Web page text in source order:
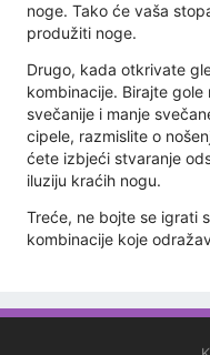
noge. Tako će vaša
produžiti noge.
Drugo, kada otkrivate
kombinacije. Birajte
svečanije i manje
cipele, razmislite o
ćete izbjeći stvaranje
iluziju kraćih nogu.
Treće, ne bojte se igrati
kombinacije koje